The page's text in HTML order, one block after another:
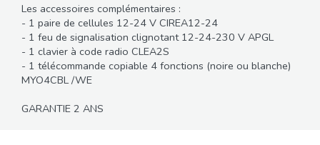
Les accessoires complémentaires :
- 1 paire de cellules 12-24 V CIREA12-24
- 1 feu de signalisation clignotant 12-24-230 V APGL
- 1 clavier à code radio CLEA2S
- 1 télécommande copiable 4 fonctions (noire ou blanche)
MYO4CBL /WE
GARANTIE 2 ANS